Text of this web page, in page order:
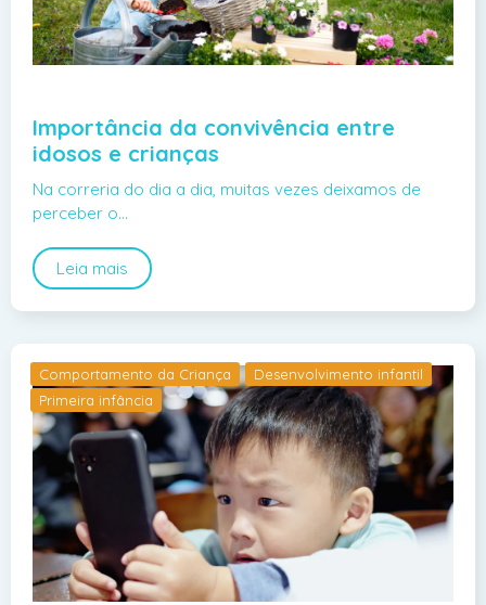
Importância da convivência entre
idosos e crianças
Na correria do dia a dia, muitas vezes deixamos de
perceber o…
Leia mais
Comportamento da Criança
Desenvolvimento infantil
Primeira infância